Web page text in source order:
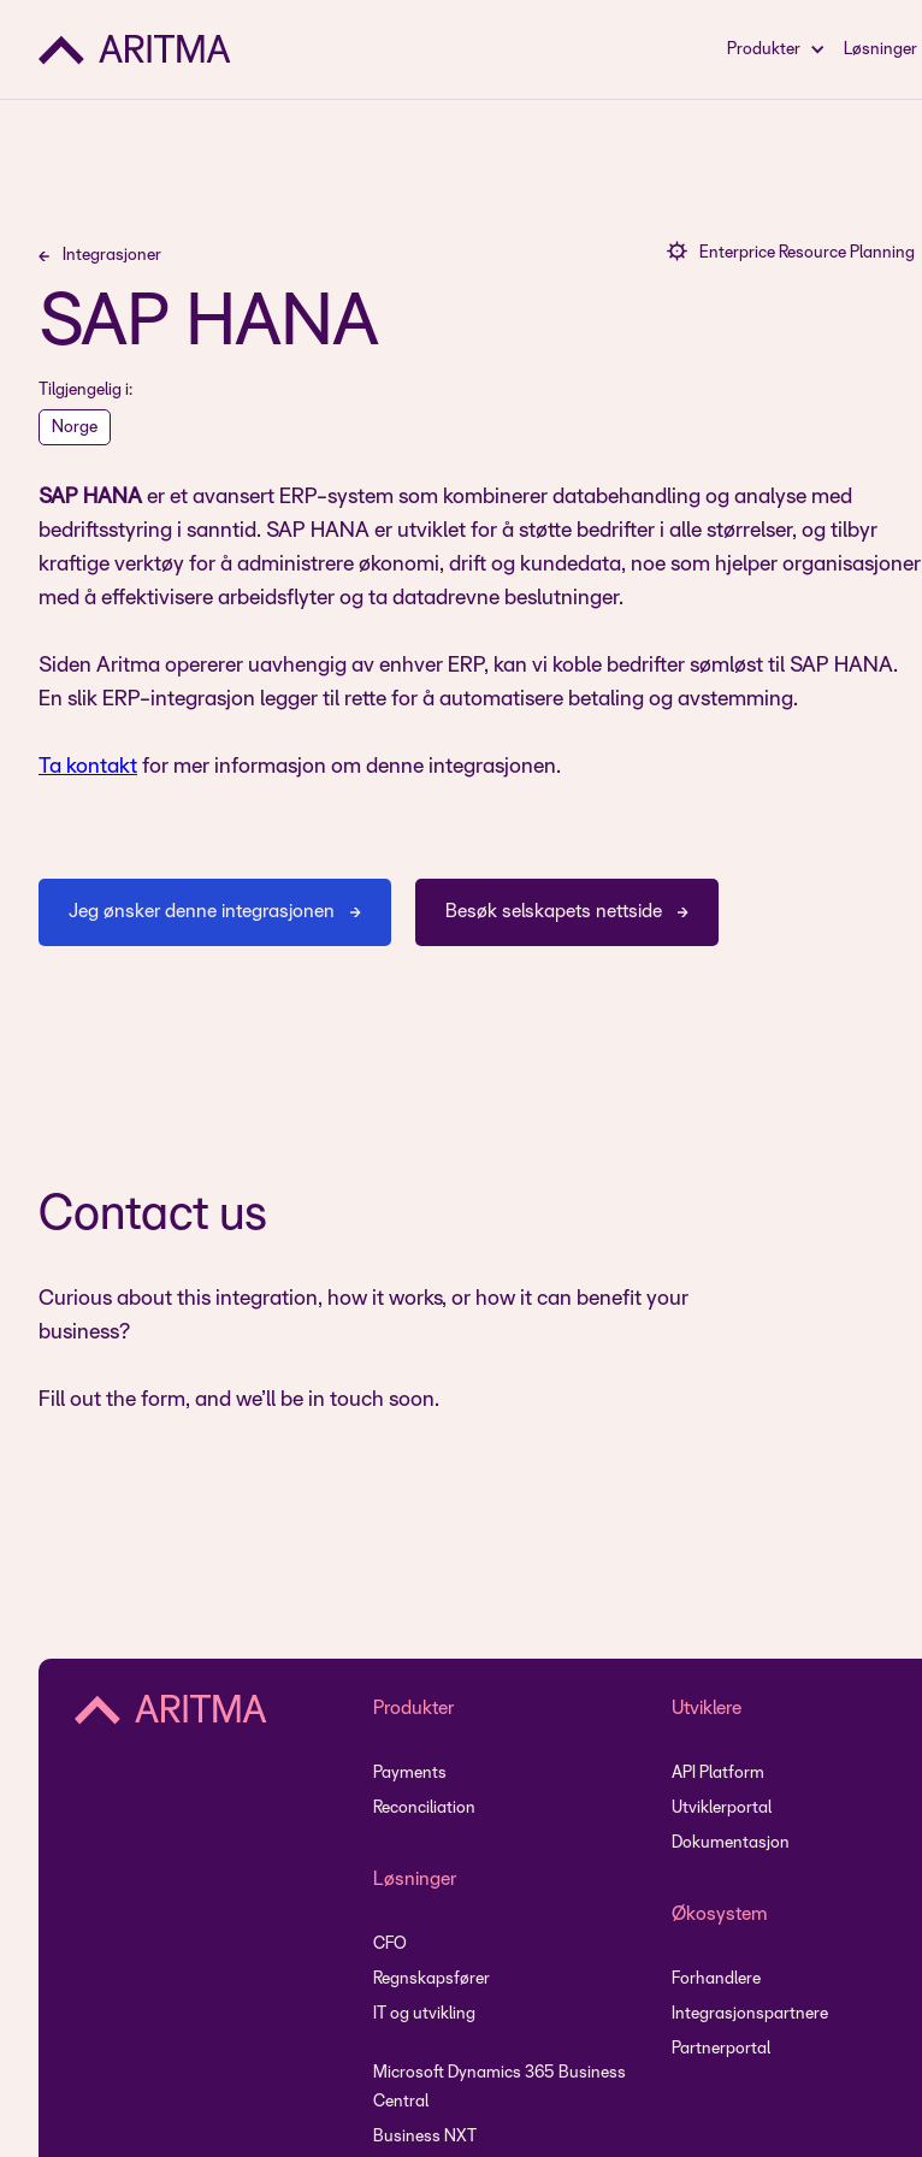
Produkter Løsninger
Integrasjoner Enterprice Resource Planning
SAP HANA
Tilgjengelig i:
Norge
SAP HANAer et avansert ERP-system som kombinerer databehandling og analyse med
bedriftsstyring i sanntid. SAP HANA er utviklet for å støtte bedrifter i alle størrelser, og tilbyr
kraftige verktøy for å administrere økonomi, drift og kundedata, noe som hjelper organisasjoner
med å effektivisere arbeidsflyter og ta datadrevne beslutninger.
Siden Aritma opererer uavhengig av enhver ERP, kan vi koble bedrifter sømløst til SAP HANA.
En slik ERP-integrasjon legger til rette for å automatisere betaling og avstemming.
Ta kontakt for mer informasjon om denne integrasjonen.
Jeg ønsker denne integrasjonen Besøk selskapets nettside
Contact us
Curious about this integration, how it works, or how it can benefit your
business?
Fill out the form, and we’ll be in touch soon.
Produkter
Payments
Reconciliation
Løsninger
CFO
Regnskapsfører
IT og utvikling
Microsoft Dynamics 365 Business
Central
Business NXT
Utviklere
API Platform
Utviklerportal
Dokumentasjon
Økosystem
Forhandlere
Integrasjonspartnere
Partnerportal